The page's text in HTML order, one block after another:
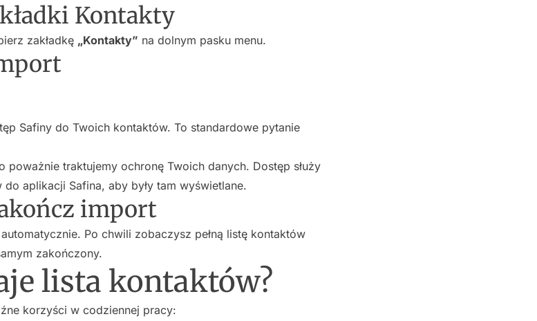
Kontakty
zakładkę „Kontakty” na dolnym pasku menu.
Safiny do Twoich kontaktów. To standardowe pytanie
poważnie traktujemy ochronę Twoich danych. Dostęp służy
aplikacji Safina, aby były tam wyświetlane.
import
Po chwili zobaczysz pełną listę kontaktów
zakończony.
lista kontaktów?
korzyści w codziennej pracy: